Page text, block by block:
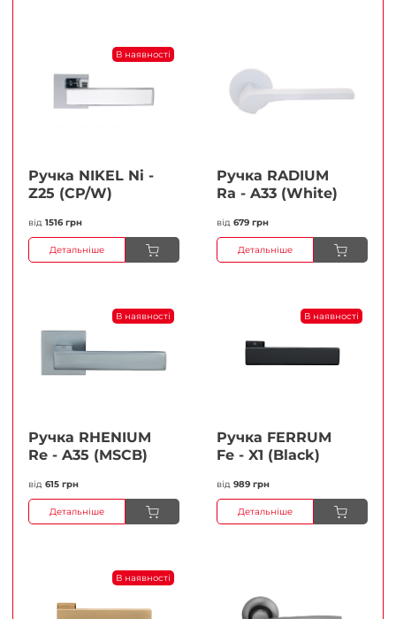
В наявності
Ручка NIKEL Ni -
Z25 (CP/W)
від 1516 грн
Детальніше
Ручка RADIUM
Ra - A33 (White)
від 679 грн
Детальніше
В наявності
Ручка RHENIUM
Re - A35 (MSCB)
від 615 грн
Детальніше
В наявності
Ручка FERRUМ
Fe - X1 (Black)
від 989 грн
Детальніше
В наявності